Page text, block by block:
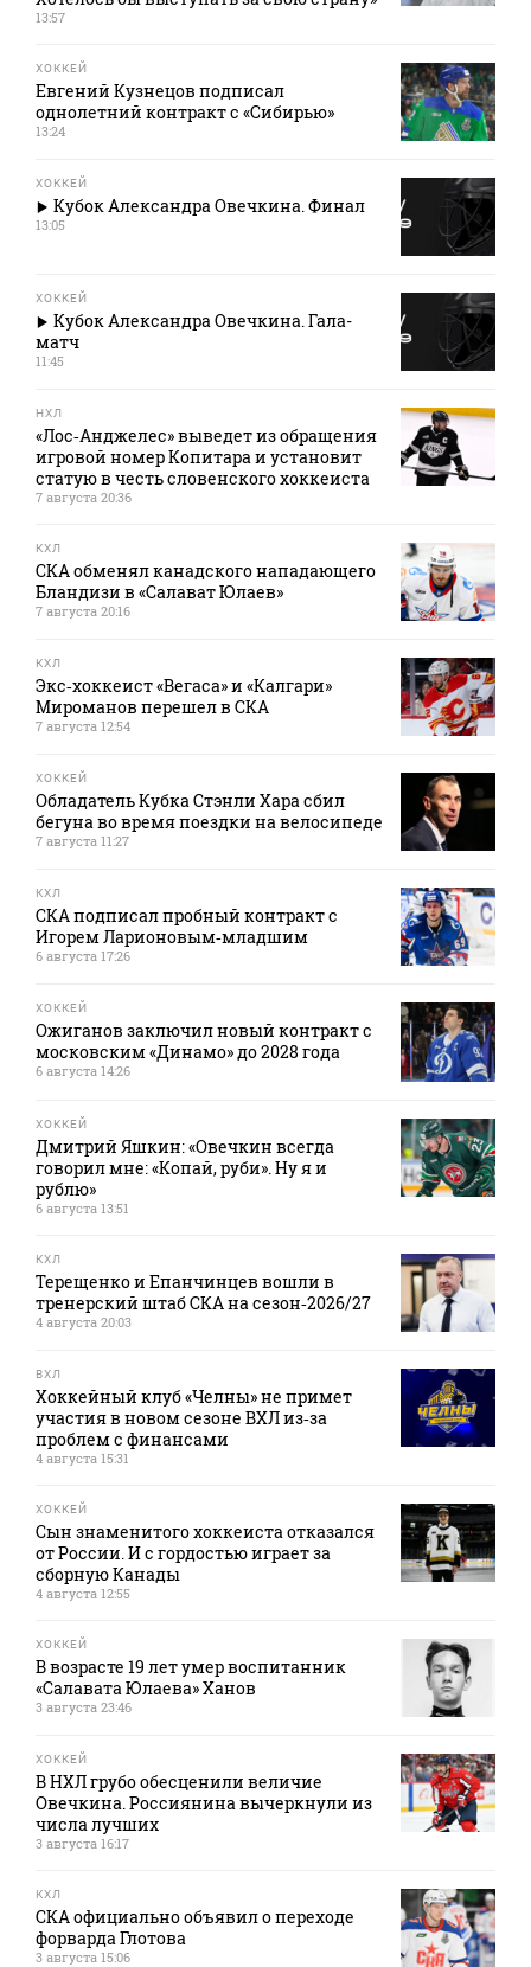
13:57
ХОККЕЙ
Евгений Кузнецов подписал
однолетний контракт с «Сибирью»
13:24
ХОККЕЙ
Кубок Александра Овечкина. Финал
13:05
ХОККЕЙ
Кубок Александра Овечкина. Гала-
матч
11:45
НХЛ
«Лос‑Анджелес» выведет из обращения
игровой номер Копитара и установит
статую в честь словенского хоккеиста
7 августа 20:36
КХЛ
СКА обменял канадского нападающего
Бландизи в «Салават Юлаев»
7 августа 20:16
КХЛ
Экс‑хоккеист «Вегаса» и «Калгари»
Мироманов перешел в СКА
7 августа 12:54
ХОККЕЙ
Обладатель Кубка Стэнли Хара сбил
бегуна во время поездки на велосипеде
7 августа 11:27
КХЛ
СКА подписал пробный контракт с
Игорем Ларионовым‑младшим
6 августа 17:26
ХОККЕЙ
Ожиганов заключил новый контракт с
московским «Динамо» до 2028 года
6 августа 14:26
ХОККЕЙ
Дмитрий Яшкин: «Овечкин всегда
говорил мне: «Копай, руби». Ну я и
рублю»
6 августа 13:51
КХЛ
Терещенко и Епанчинцев вошли в
тренерский штаб СКА на сезон‑2026/27
4 августа 20:03
ВХЛ
Хоккейный клуб «Челны» не примет
участия в новом сезоне ВХЛ из‑за
проблем с финансами
4 августа 15:31
ХОККЕЙ
Сын знаменитого хоккеиста отказался
от России. И с гордостью играет за
сборную Канады
4 августа 12:55
ХОККЕЙ
В возрасте 19 лет умер воспитанник
«Салавата Юлаева» Ханов
3 августа 23:46
ХОККЕЙ
В НХЛ грубо обесценили величие
Овечкина. Россиянина вычеркнули из
числа лучших
3 августа 16:17
КХЛ
СКА официально объявил о переходе
форварда Глотова
3 августа 15:06